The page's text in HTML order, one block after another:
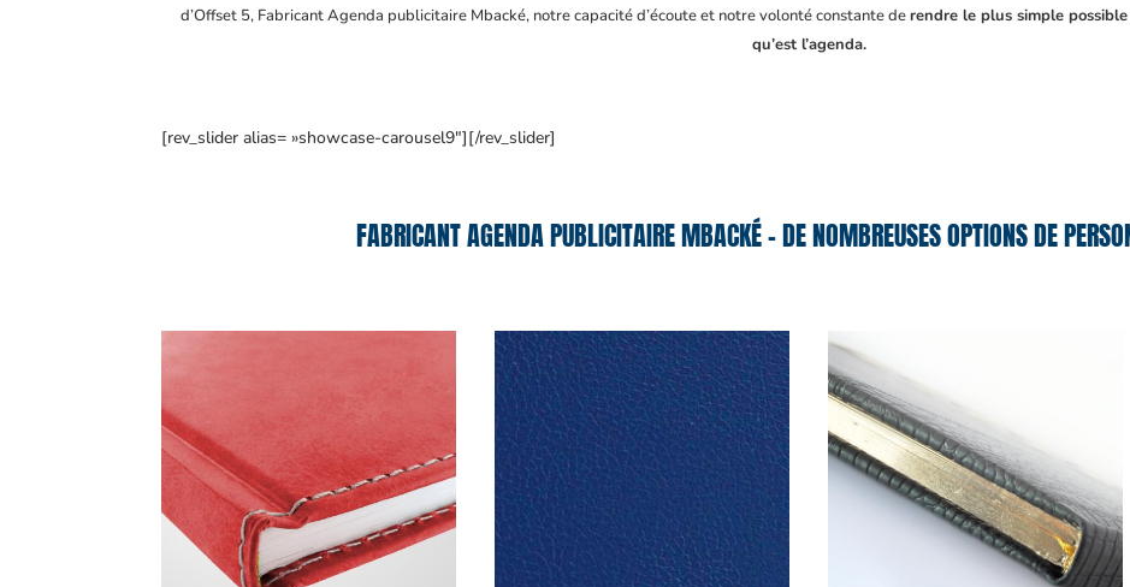
d’Offset 5, Fabricant Agenda publicitaire Mbacké, notre capacité d’écoute et notre volonté constante derendre le plus simple
qu’est l’agenda.
[rev_slider alias= »showcase-carousel9″][/rev_slider]
FABRICANT AGENDA PUBLICITAIRE MBACKÉ – DE NOMBREUSES OPTIONS DE